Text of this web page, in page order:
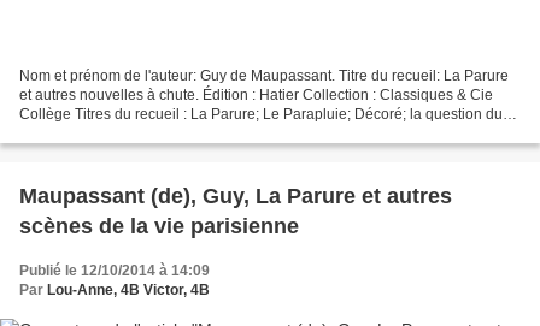
Nom et prénom de l'auteur: Guy de Maupassant. Titre du recueil: La Parure
et autres nouvelles à chute. Édition : Hatier Collection : Classiques & Cie
Collège Titres du recueil : La Parure; Le Parapluie; Décoré; la question du
Maupassant (de), Guy, La Parure et autres
scènes de la vie parisienne
Publié le 12/10/2014 à 14:09
Par Lou-Anne, 4B Victor, 4B